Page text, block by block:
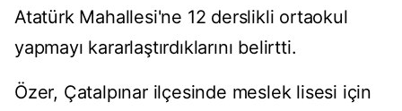
Atatürk Mahallesi'ne 12 derslikli ortaokul
yapmayı kararlaştırdıklarını belirtti.
Özer, Çatalpınar ilçesinde meslek lisesi için